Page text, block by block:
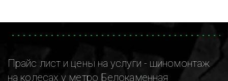
Прайс лист и цены на услуги - шиномонтаж
на колесах у метро Белокаменная